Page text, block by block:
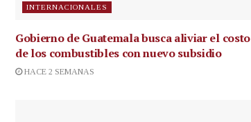
INTERNACIONALES
Gobierno de Guatemala busca aliviar el costo
de los combustibles con nuevo subsidio
HACE 2 SEMANAS